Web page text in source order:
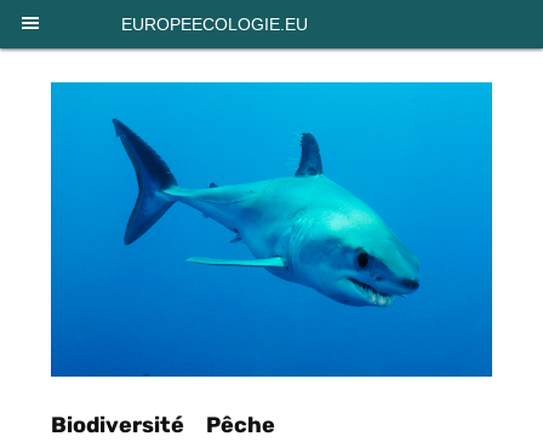
EUROPEECOLOGIE.EU
Biodiversité Pêche